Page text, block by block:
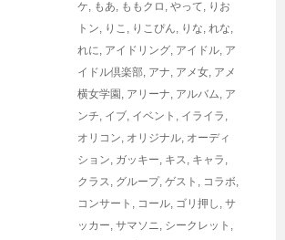
ケ, もあ, ももクロ , やって, りお
トン, りこ , りこぴん, りな, れな,
れに, アイドリング, アイドル, ア
イドル倶楽部, アナ, アメ女, アメ
横女学園 , アリーナ, アルバム, ア
ンチ, イブ, イベント , イライラ ,
オリコン, オリジナル, オーディ
ション, ガッキー, キス, キャラ ,
クラス, グループ, ゲスト , コラボ,
コンサート , コール, ゴリ押し , サ
ッカー, サマソニ, シークレット ,